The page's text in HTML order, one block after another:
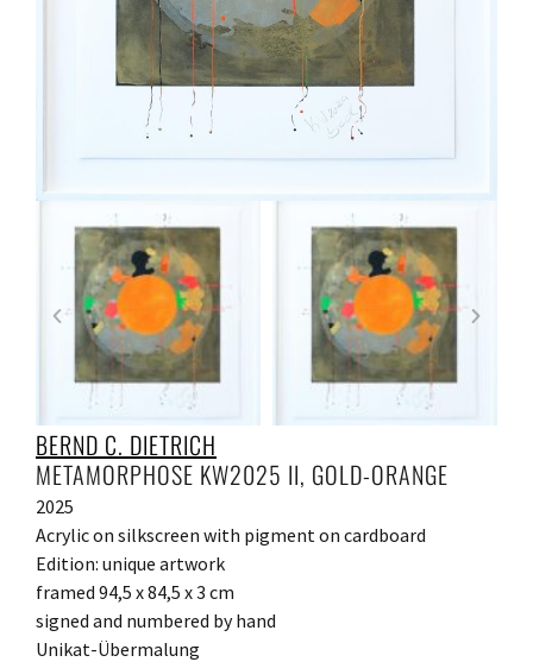
BERND C. DIETRICH
METAMORPHOSE KW2025 II, GOLD-ORANGE
2025
Acrylic on silkscreen with pigment on cardboard
Edition: unique artwork
framed 94,5 x 84,5 x 3 cm
signed and numbered by hand
Unikat-Übermalung